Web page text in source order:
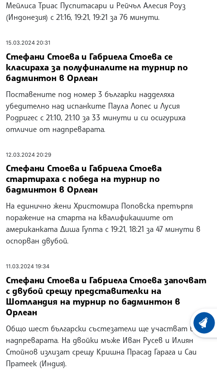
Мейлиса Триас Пуспитасари и Рейчъл Алесия Роуз
(Индонезия) с 21:16, 19:21, 19:21 за 76 минути.
15.03.2024 20:31
Стефани Стоева и Габриела Стоева се
класираха за полуфиналите на турнир по
бадминтон в Орлеан
Поставените под номер 3 българки надделяха
убедително над испанките Паула Лопес и Лусия
Родригес с 21:10, 21:10 за 33 минути и си осигуриха
отличие от надпреварата.
12.03.2024 20:29
Стефани Стоева и Габриела Стоева
стартираха с победа на турнир по
бадминтон в Орлеан
На единично жени Христомира Поповска претърпя
поражение на старта на квалификациите от
американката Диша Гупта с 19:21, 18:21 за 47 минути в
оспорван двубой.
11.03.2024 19:34
Стефани Стоева и Габриела Стоева започват
с двубой срещу представителки на
Шотландия на турнир по бадминтон в
Орлеан
Общо шест български състезатели ще участват в
надпреварата. На двойки мъже Иван Русев и Илиян
Стойнов излизат срещу Кришна Прасад Гарага и Саи
Пратеек (Индия).